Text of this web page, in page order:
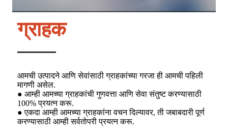
ग्राहक
आमची उत्पादने आणि सेवांसाठी ग्राहकांच्या गरजा ही आमची पहिली
मागणी असेल.
● आम्ही आमच्या ग्राहकांची गुणवत्ता आणि सेवा संतुष्ट करण्यासाठी
100% प्रयत्न करू.
● एकदा आम्ही आमच्या ग्राहकांना वचन दिल्यावर, ती जबाबदारी पूर्ण
करण्यासाठी आम्ही सर्वतोपरी प्रयत्न करू.